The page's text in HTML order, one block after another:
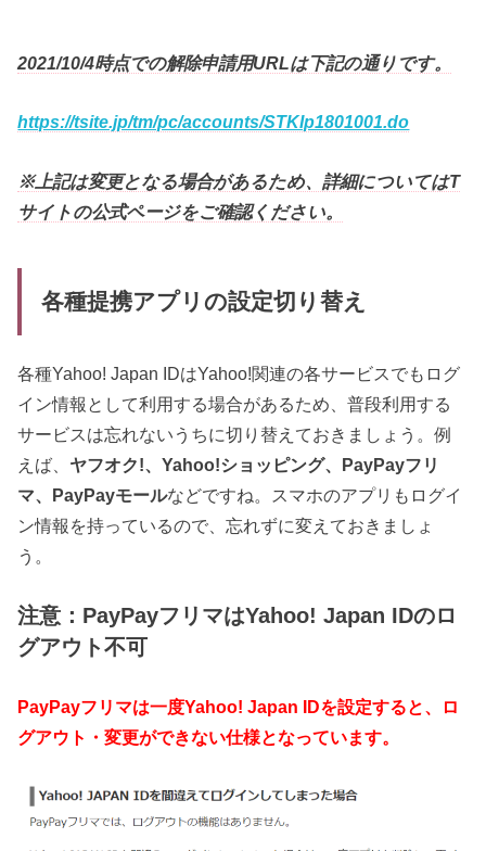
2021/10/4時点での解除申請用URLは下記の通りです。
https://tsite.jp/tm/pc/accounts/STKIp1801001.do
※上記は変更となる場合があるため、詳細についてはT
サイトの公式ページをご確認ください。
各種提携アプリの設定切り替え
各種Yahoo! Japan IDはYahoo!関連の各サービスでもログ
イン情報として利用する場合があるため、普段利用する
サービスは忘れないうちに切り替えておきましょう。例
えば、 ヤフオク!、Yahoo!ショッピング、PayPayフリ
マ、PayPayモールなどですね。スマホのアプリもログイ
ン情報を持っているので、忘れずに変えておきましょ
う。
注意：PayPayフリマはYahoo! Japan IDのロ
グアウト不可
PayPayフリマは一度Yahoo! Japan IDを設定すると、ロ
グアウト・変更ができない仕様となっています。